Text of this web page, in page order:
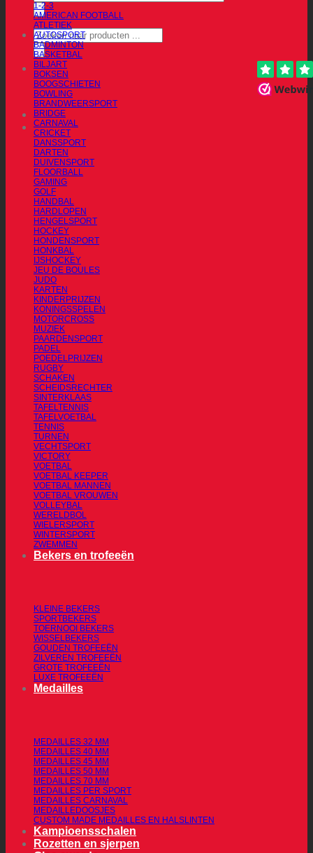
Producten
zoeken
1-2-3
AMERICAN FOOTBALL
ATLETIEK
AUTOSPORT
BADMINTON
BASKETBAL
BILJART
BOKSEN
BOOGSCHIETEN
BOWLING
BRANDWEERSPORT
BRIDGE
CARNAVAL
CRICKET
DANSSPORT
DARTEN
DUIVENSPORT
FLOORBALL
GAMING
GOLF
HANDBAL
HARDLOPEN
HENGELSPORT
HOCKEY
HONDENSPORT
HONKBAL
IJSHOCKEY
JEU DE BOULES
JUDO
KARTEN
KINDERPRIJZEN
KONINGSSPELEN
MOTORCROSS
MUZIEK
PAARDENSPORT
PADEL
POEDELPRIJZEN
RUGBY
SCHAKEN
SCHEIDSRECHTER
SINTERKLAAS
TAFELTENNIS
TAFELVOETBAL
TENNIS
TURNEN
VECHTSPORT
VICTORY
VOETBAL
VOETBAL KEEPER
VOETBAL MANNEN
VOETBAL VROUWEN
VOLLEYBAL
WERELDBOL
WIELERSPORT
WINTERSPORT
ZWEMMEN
Bekers en trofeeën
KLEINE BEKERS
SPORTBEKERS
TOERNOOI BEKERS
WISSELBEKERS
GOUDEN TROFEEËN
ZILVEREN TROFEEËN
GROTE TROFEEËN
LUXE TROFEEËN
Medailles
MEDAILLES 32 MM
MEDAILLES 40 MM
MEDAILLES 45 MM
MEDAILLES 50 MM
MEDAILLES 70 MM
MEDAILLES PER SPORT
MEDAILLES CARNAVAL
MEDAILLEDOOSJES
CUSTOM MADE MEDAILLES EN HALSLINTEN
Kampioensschalen
Rozetten en sjerpen